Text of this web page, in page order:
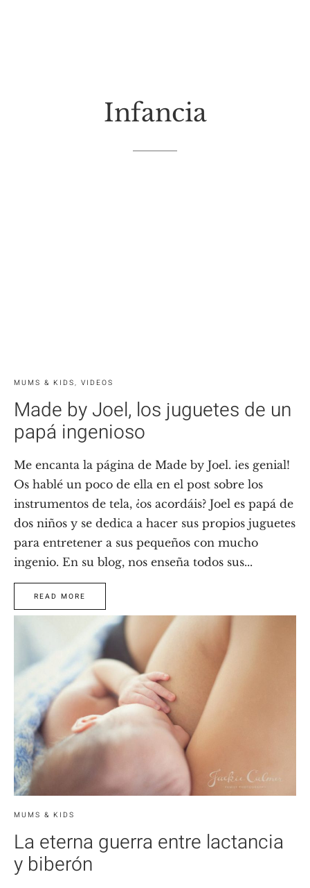
Infancia
MUMS & KIDS, VIDEOS
Made by Joel, los juguetes de un
papá ingenioso
Me encanta la página de Made by Joel. ¡es genial!
Os hablé un poco de ella en el post sobre los
instrumentos de tela, ¿os acordáis? Joel es papá de
dos niños y se dedica a hacer sus propios juguetes
para entretener a sus pequeños con mucho
ingenio. En su blog, nos enseña todos sus...
READ MORE
MUMS & KIDS
La eterna guerra entre lactancia
y biberón